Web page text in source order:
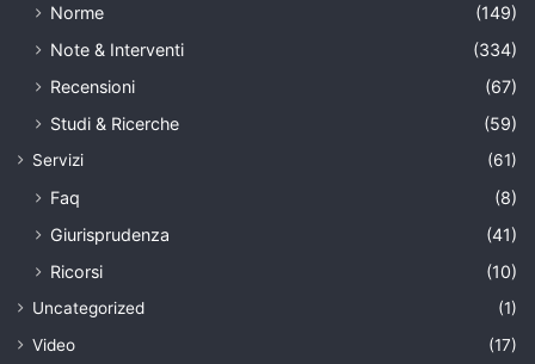
Norme
(149)
Note & Interventi
(334)
Recensioni
(67)
Studi & Ricerche
(59)
Servizi (61)
Faq
(8)
Giurisprudenza
(41)
Ricorsi
(10)
Uncategorized
(1)
Video
(17)